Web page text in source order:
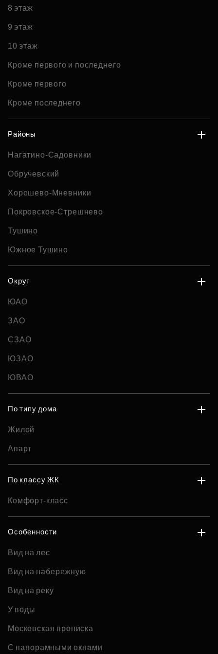
8 этаж
9 этаж
10 этаж
Кроме первого и последнего
Кроме первого
Кроме последнего
Районы
Нагатино-Садовники
Обручевский
Хорошево-Мневники
Покровское-Стрешнево
Тушино
Южное Тушино
Округ
ЮАО
ЗАО
СЗАО
ЮЗАО
ЮВАО
По типу дома
Жилой
Апарт
По классу ЖК
Комфорт-класс
Особенности
Вид на лес
Вид на набережную
Вид на реку
У воды
Московская прописка
С панорамными окнами